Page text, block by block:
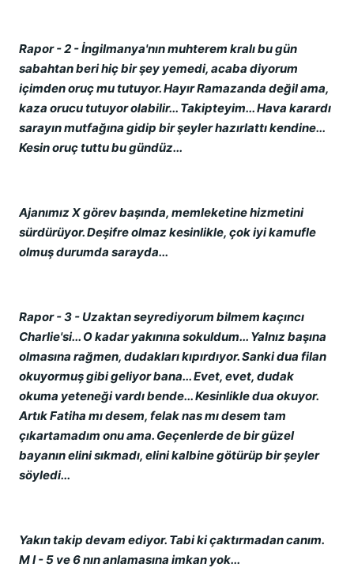
Rapor - 2 - İngilmanya'nın muhterem kralı bu gün
sabahtan beri hiç bir şey yemedi, acaba diyorum
içimden oruç mu tutuyor. Hayır Ramazanda değil ama,
kaza orucu tutuyor olabilir... Takipteyim... Hava karardı
sarayın mutfağına gidip bir şeyler hazırlattı kendine...
Kesin oruç tuttu bu gündüz...
Ajanımız X görev başında, memleketine hizmetini
sürdürüyor. Deşifre olmaz kesinlikle, çok iyi kamufle
olmuş durumda sarayda...
Rapor - 3 - Uzaktan seyrediyorum bilmem kaçıncı
Charlie'si... O kadar yakınına sokuldum... Yalnız başına
olmasına rağmen, dudakları kıpırdıyor. Sanki dua filan
okuyormuş gibi geliyor bana... Evet, evet, dudak
okuma yeteneği vardı bende... Kesinlikle dua okuyor.
Artık Fatiha mı desem, felak nas mı desem tam
çıkartamadım onu ama. Geçenlerde de bir güzel
bayanın elini sıkmadı, elini kalbine götürüp bir şeyler
söyledi...
Yakın takip devam ediyor. Tabi ki çaktırmadan canım.
M I - 5 ve 6 nın anlamasına imkan yok...